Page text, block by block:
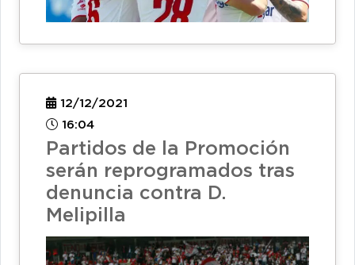
12/12/2021
16:04
Partidos de la Promoción
serán reprogramados tras
denuncia contra D.
Melipilla